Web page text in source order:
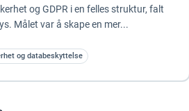
og GDPR i en felles struktur, falt
Målet var å skape en mer...
og databeskyttelse